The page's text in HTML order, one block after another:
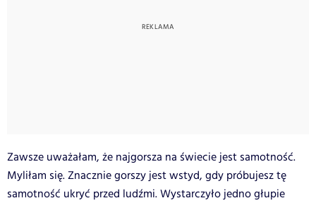
Zawsze uważałam, że najgorsza na świecie jest samotność.
Myliłam się. Znacznie gorszy jest wstyd, gdy próbujesz tę
samotność ukryć przed ludźmi. Wystarczyło jedno głupie